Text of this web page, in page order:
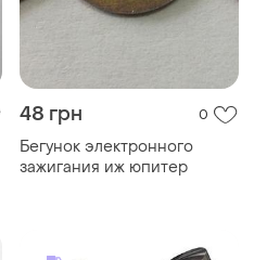
48 грн 0
Бегунок электронного
зажигания иж юпитер